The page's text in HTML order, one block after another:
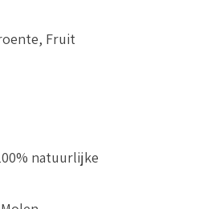
Fruit
natuurlijke